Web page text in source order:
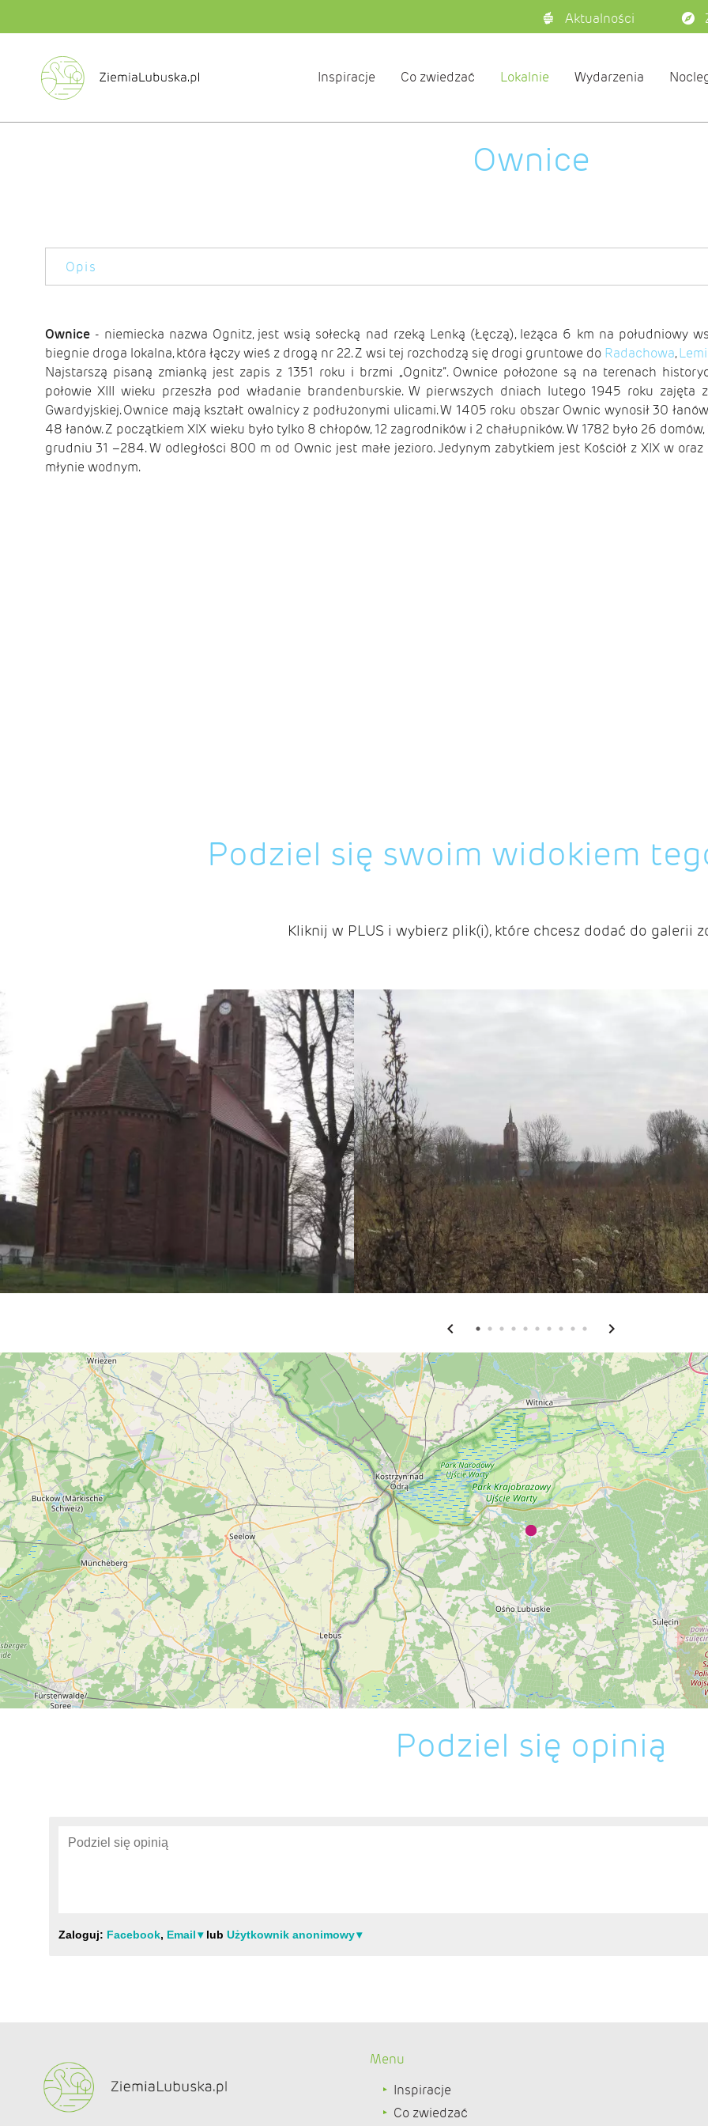
Aktualności
Inspiracje Co zwiedzać Lokalnie Wydarzenia
Ownice
Opis
Ownice- niemiecka nazwa Ognitz, jest wsią sołecką nad rzeką Lenką (Łęczą), leżąca 6 km na południowy
biegnie droga lokalna, która łączy wieś z drogą nr 22. Z wsi tej rozchodzą się drogi gruntowe do Radachowa,
Najstarszą pisaną zmianką jest zapis z 1351 roku i brzmi „Ognitz”. Ownice położone są na terenach
połowie XIII wieku przeszła pod władanie brandenburskie. W pierwszych dniach lutego 1945 roku zajęta
Gwardyjskiej. Ownice mają kształt owalnicy z podłużonymi ulicami. W 1405 roku obszar Ownic wynosił 30
48 łanów. Z początkiem XIX wieku było tylko 8 chłopów, 12 zagrodników i 2 chałupników. W 1782 było 26
grudniu 31 –284. W odległości 800 m od Ownic jest małe jezioro. Jedynym zabytkiem jest Kościół z XIX w
młynie wodnym.
Podziel się swoim widokiem
Kliknij w PLUS i wybierz plik(i), które chcesz dodać do galerii
Podziel się opinią
Menu
Inspiracje
Co zwiedzać